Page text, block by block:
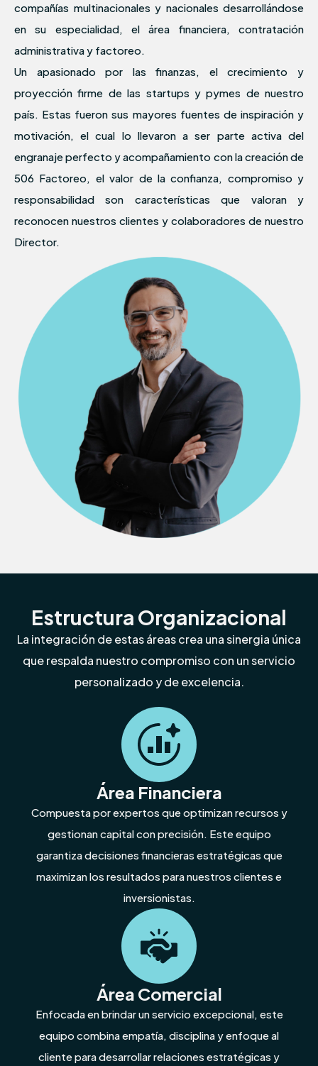
compañías multinacionales y nacionales desarrollándose
en su especialidad, el área financiera, contratación
administrativa y factoreo.
Un apasionado por las finanzas, el crecimiento y
proyección firme de las startups y pymes de nuestro
país. Estas fueron sus mayores fuentes de inspiración y
motivación, el cual lo llevaron a ser parte activa del
engranaje perfecto y acompañamiento con la creación de
506 Factoreo, el valor de la confianza, compromiso y
responsabilidad son características que valoran y
reconocen nuestros clientes y colaboradores de nuestro
Director.
Estructura Organizacional
La integración de estas áreas crea una sinergia única
que respalda nuestro compromiso con un servicio
personalizado y de excelencia.
Área Financiera
Compuesta por expertos que optimizan recursos y
gestionan capital con precisión. Este equipo
garantiza decisiones financieras estratégicas que
maximizan los resultados para nuestros clientes e
inversionistas.
Área Comercial
Enfocada en brindar un servicio excepcional, este
equipo combina empatía, disciplina y enfoque al
cliente para desarrollar relaciones estratégicas y